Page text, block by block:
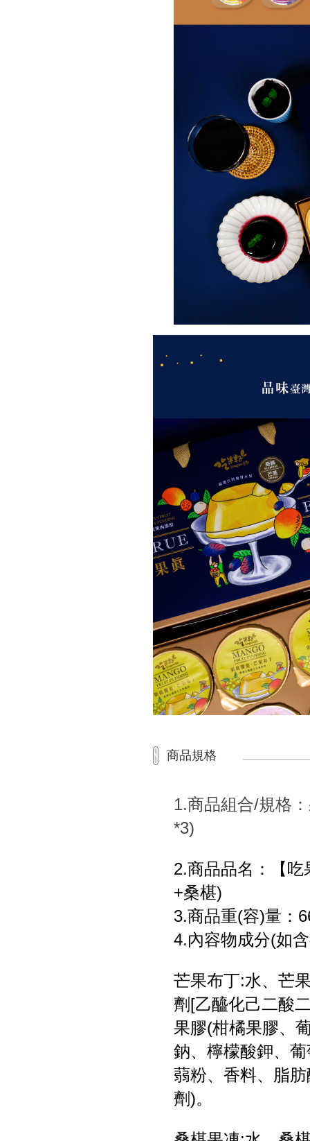
商品規格
1.商品組合/規格
*3)
2.商品品名：【
+桑椹)
3.商品重(容)量：
4.內容物成分(如
芒果布丁:水、芒
劑[乙醯化己二酸
果膠(柑橘果膠、
鈉、檸檬酸鉀、
蒻粉、香料、脂
劑)。